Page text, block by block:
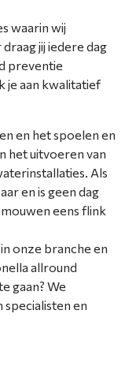
waarin wij
jij iedere dag
preventie
je aan kwalitatief
en het spoelen en
het uitvoeren van
Als
en is geen dag
eens flink
onze branche en
allround
gaan? We
specialisten en